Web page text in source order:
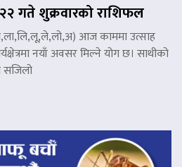
गते शुक्रवारको राशिफल
आज काममा उत्साह
नयाँ अवसर मिल्ने योग छ। साथीको